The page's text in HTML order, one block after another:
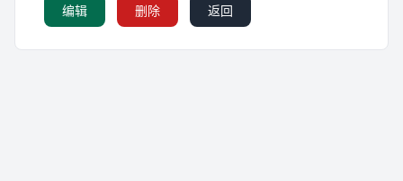
编辑 删除 返回